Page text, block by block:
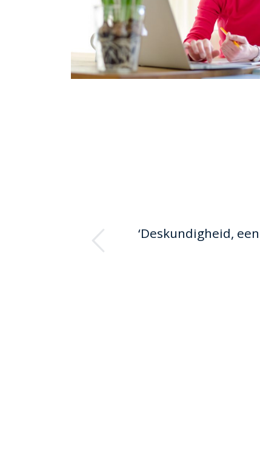
‘Deskundigheid,